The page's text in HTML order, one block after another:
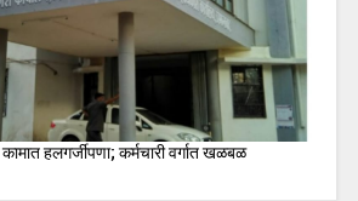
हलगर्जीपणा; कर्मचारी वर्गात खळबळ